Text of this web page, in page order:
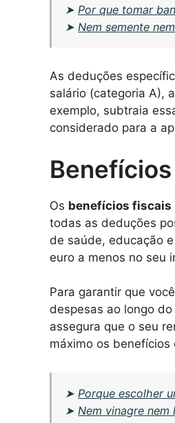
➤ Por que tomar
➤ Nem semente
As deduções
salário (categoria A),
exemplo, subtraia
considerado para a
Os benefícios fiscais
todas as deduções
de saúde, educação
euro a menos no seu
Para garantir que
despesas ao longo
assegura que o seu
máximo os
➤Porque escolher
➤Nem vinagre